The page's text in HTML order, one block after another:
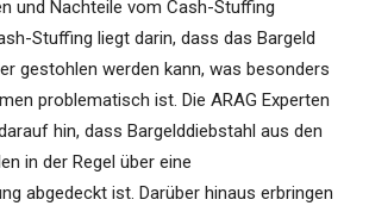
und Nachteile vom Cash-Stuffing
Stuffing liegt darin, dass das Bargeld
gestohlen werden kann, was besonders
problematisch ist. Die ARAG Experten
hin, dass Bargelddiebstahl aus den
in der Regel über eine
abgedeckt ist. Darüber hinaus erbringen